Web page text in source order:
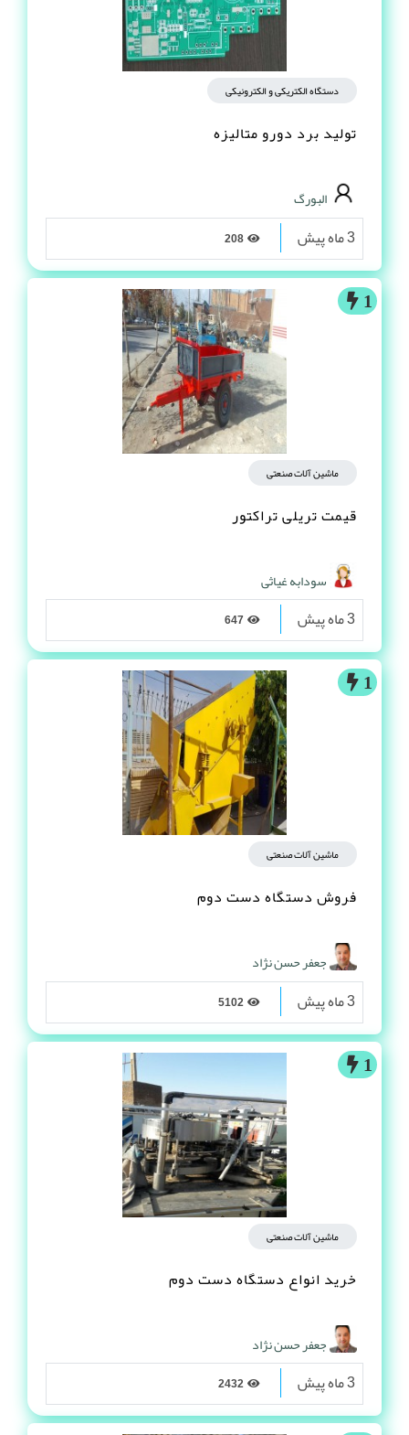
دستگاه الکتریکی و الکترونیکی
تولید برد دورو متالیزه
البورگ
3 ماه پیش
1
ماشین آلات صنعتی
قیمت تریلی تراکتور
سودابه غیاثی
3 ماه پیش
1
ماشین آلات صنعتی
فروش دستگاه دست دوم
جعفر حسن نژاد
3 ماه پیش
1
ماشین آلات صنعتی
خرید انواع دستگاه دست دوم
جعفر حسن نژاد
3 ماه پیش